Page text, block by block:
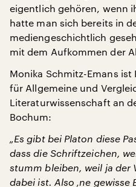
eigentlich gehören, wenn
hatte man sich bereits in
mediengeschichtlich
mit dem Aufkommen der
Monika Schmitz-Emans
für Allgemeine und
Literaturwissenschaft an
Bochum:
„Es gibt bei Platon diese
dass die Schriftzeichen,
stumm bleiben, weil ja der
dabei ist. Also ‚ne gewisse